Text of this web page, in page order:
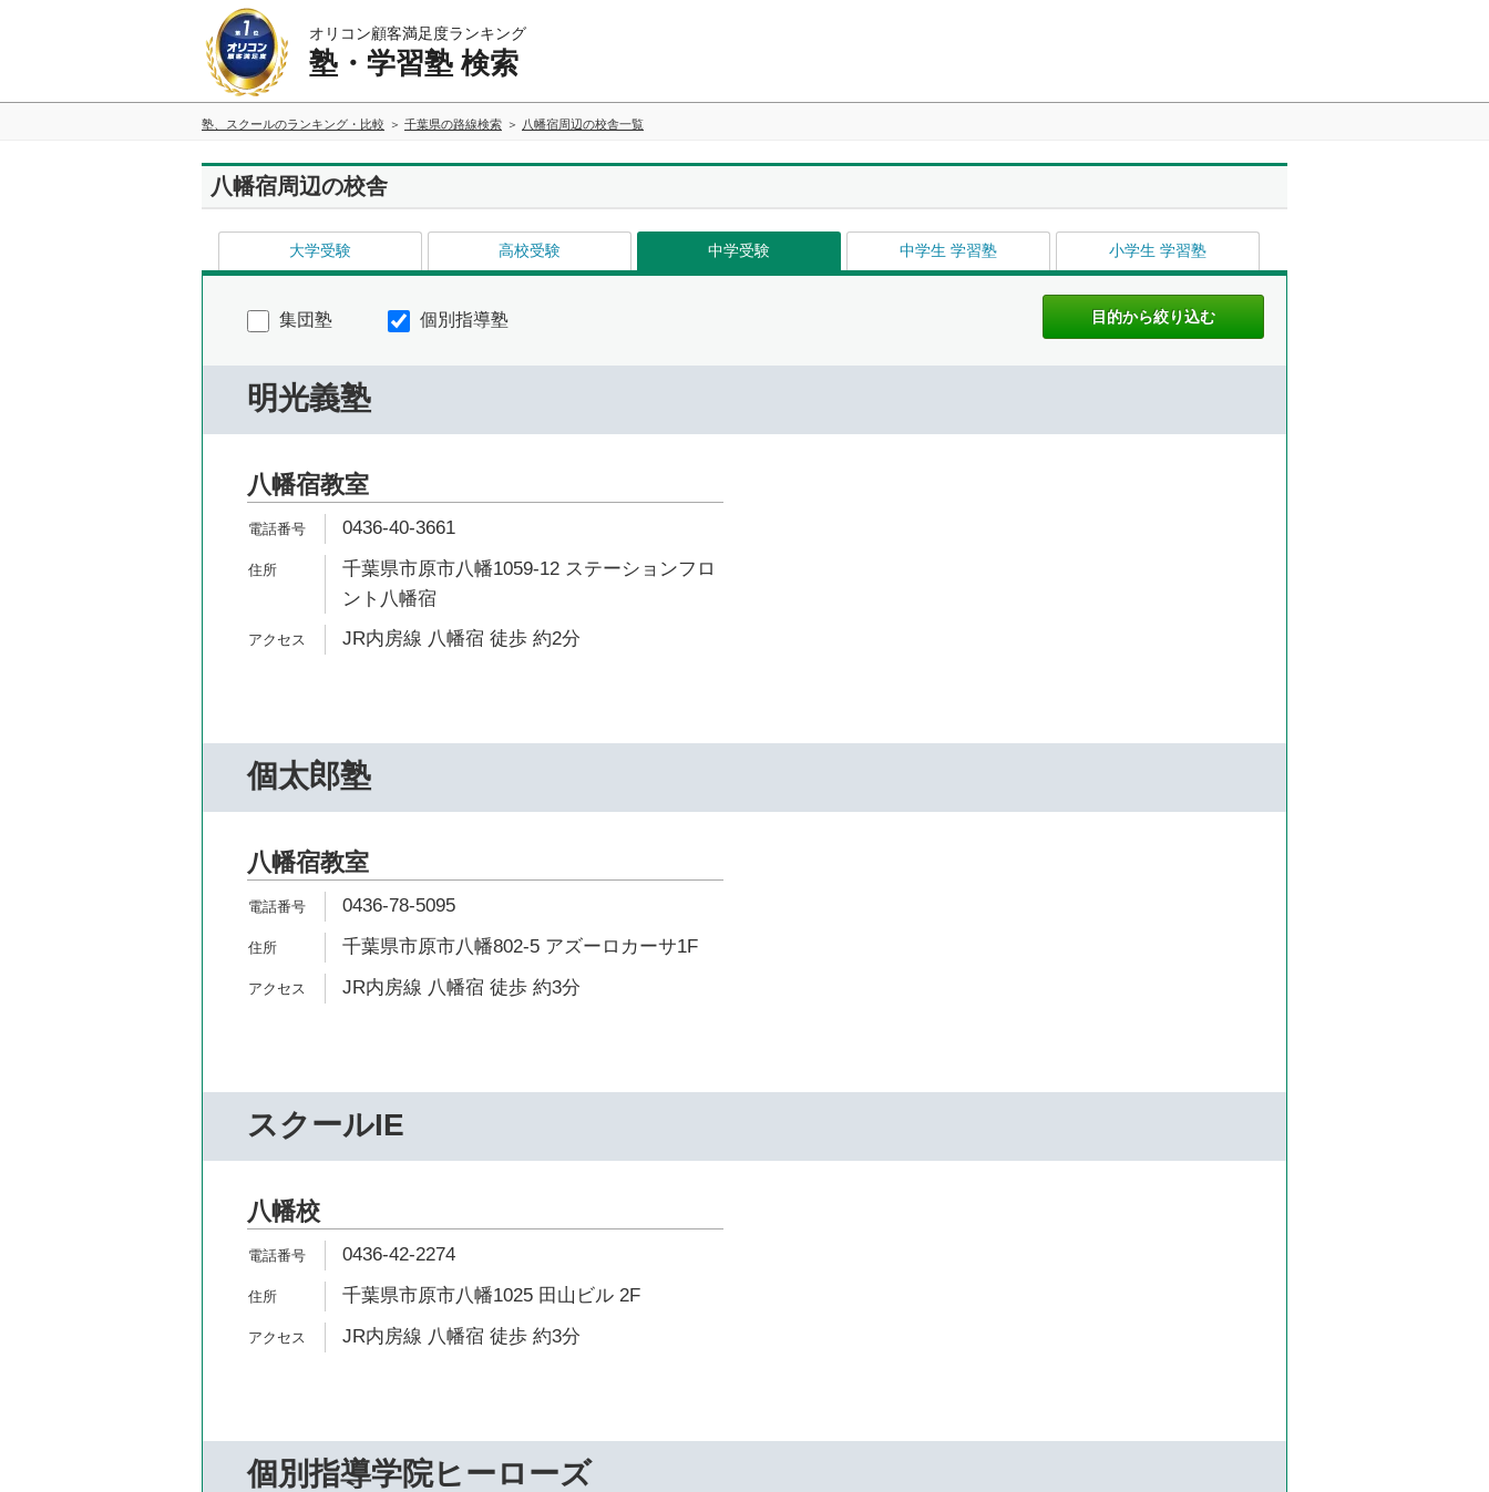
オリコン顧客満足度ランキング
塾・学習塾 検索
塾、スクールのランキング・比較 千葉県の路線検索 八幡宿周辺の校舎一覧
八幡宿周辺の校舎
大学受験 高校受験 中学受験 中学生 学習塾 小学生 学習塾
集団塾 個別指導塾
明光義塾
八幡宿教室
0436-40-3661
千葉県市原市八幡1059-12 ステーションフロ
ント八幡宿
JR内房線 八幡宿 徒歩 約2分
個太郎塾
八幡宿教室
0436-78-5095
千葉県市原市八幡802-5 アズーロカーサ1F
JR内房線 八幡宿 徒歩 約3分
スクールIE
八幡校
0436-42-2274
千葉県市原市八幡1025 田山ビル 2F
JR内房線 八幡宿 徒歩 約3分
個別指導学院ヒーローズ